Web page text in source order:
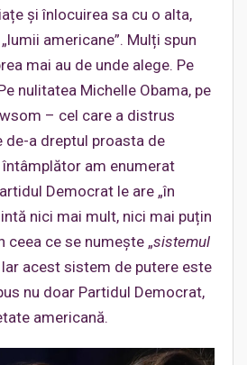
și înlocuirea sa cu o alta,
americane”. Mulți spun
mai au de unde alege. Pe
nulitatea Michelle Obama, pe
– cel care a distrus
de-a dreptul proasta de
întâmplător am enumerat
Democrat le are „în
nici mai mult, nici mai puțin
ceea ce se numește „sistemul
Iar acest sistem de putere este
nu doar Partidul Democrat,
americană.